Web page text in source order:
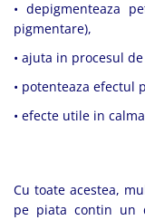
• depigmenteaza
pigmentare),
• ajuta in procesul
• potenteaza efectul
• efecte utile in
Cu toate acestea,
pe piata contin un